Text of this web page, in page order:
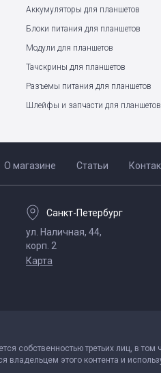
Аккумуляторы для планшетов
Блоки питания для планшетов
Модули для планшетов
Тачскрины для планшетов
Разъемы питания для планшетов
Шлейфы и запчасти для планшетов
О магазине Статьи
Санкт-Петербург
ул. Наличная, 44,
корп. 2
Карта
собственностью третьих лиц, в том
владельцем этого контента и